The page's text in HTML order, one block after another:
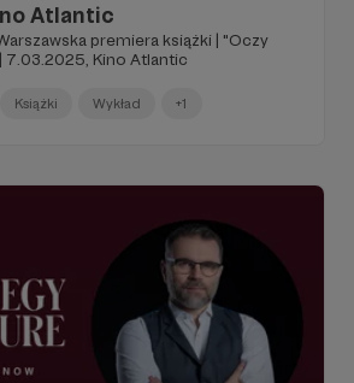
Atlantic
premiera książki | "Oczy
Kino Atlantic
Książki Wykład +1